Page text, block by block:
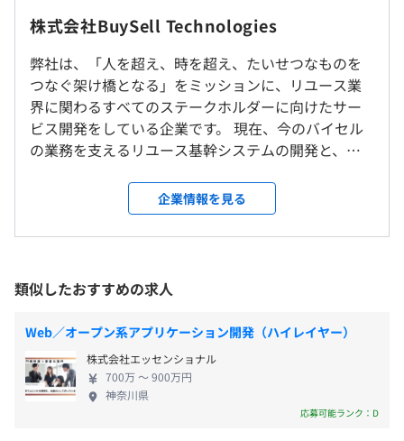
・MVV浸透イベント
【自社プロダクト】
・リユースプラットフォーム Cosmos
- リユースに必要な機能をすべて網羅し、買取から販売
まで一気通貫してデータ管理できることを目指すプロダク
【プロダクト開発事例】
- インサイドセールスで利用する顧客管理システム。
- 電話対応業務に最適な操作性や画面配置を実現。
- AIにより自動的にアポランク（商材ランク）を推定。
- 査定員スケジュールの検索効率向上、ルート効率の良
◎ハイブリッドワーク（基本週3日の出社を推奨）
・チームによって出社日や出社日数が異なります。
・個人の事情によって柔軟に対応可能です。
就業場所の変更範囲
＜雇入時＞
本社および自宅
会社の定める場所（テレワークをおこなう場所を含む）
り）
東京メトロ丸の内線
・『新宿御苑前駅』から徒歩6分
10：00～19：00
平均残業時間：平均20時間程度／月
《年間休日：128日》
・完全週休2日制（土・日）
・育児休暇
・結婚休暇
・有給休暇
・慶弔休暇
など
株式会社BuySell Technologies
弊社は、「人を超え、時を超え、たいせつなものを
つなぐ架け橋となる」をミッションに、リユース業
界に関わるすべてのステークホルダーに向けたサー
ビス開発をしている企業です。 現在、今のバイセル
の業務を支えるリユース基幹システムの開発と、リ
を行なっています。 買取から販売までの一連の業務
がマイクロサービスで表現されており、各プロダク
トチームがリアル特有の課題解決に日々取り組んで
など、アナログが主流だった業界だからこそテクノ
ロジーによって事業をスケールするポテンシャルが
まだまだあります。 また、弊社はリユース業界No.1
のテックカンパニーを目指しており、事業だけでな
くエンジニア組織も急成長しています。メンバーの増
加に伴う開発横断組織の誕生、開発生産性への意識
改善や社外へのアウトプットを強めるワーキンググ
企業情報を見る
類似したおすすめの求人
Web／オープン系アプリケーション開発（ハイレイヤー）
株式会社エッセンショナル
700万 〜 900万円
神奈川県
応募可能ランク：D